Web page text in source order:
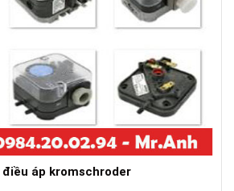
điều áp kromschroder